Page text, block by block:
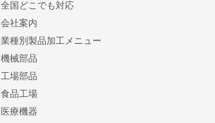
全国どこでも対応
会社案内
業種別製品加工メニュー
機械部品
工場部品
食品工場
医療機器